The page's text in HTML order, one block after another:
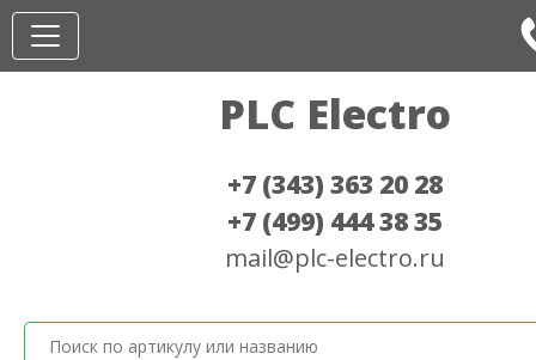
PLC Electro
+7 (343) 363 20 28
+7 (499) 444 38 35
mail@plc-electro.ru